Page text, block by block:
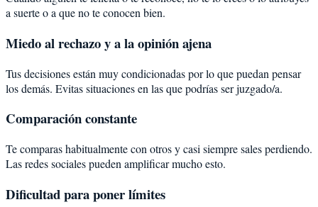
a suerte o a que no te conocen bien.
Miedo al rechazo y a la opinión ajena
Tus decisiones están muy condicionadas por lo que puedan pensar
los demás. Evitas situaciones en las que podrías ser juzgado/a.
Comparación constante
Te comparas habitualmente con otros y casi siempre sales perdiendo.
Las redes sociales pueden amplificar mucho esto.
Dificultad para poner límites